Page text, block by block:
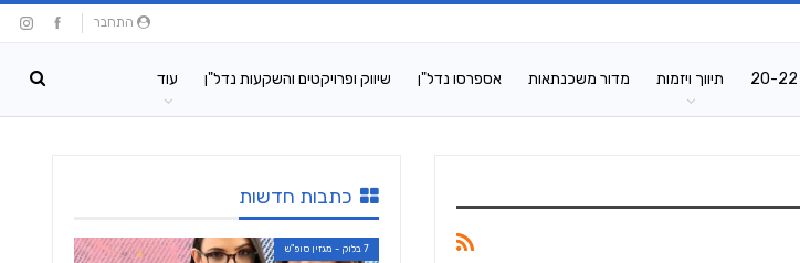
התחבר
תיווך ויזמות מדור משכנתאות אספרסו נדל"ן שיווק ופרויקטים והשקעות נדל"ן עוד
כתבות חדשות
7 בלוק - מגזין סופ"ש